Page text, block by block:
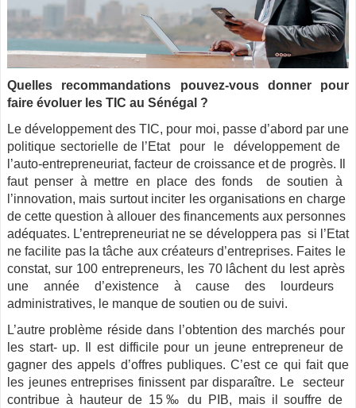
Quelles recommandations pouvez-vous donner pour
faire évoluer les TIC au Sénégal ?
Le​ ​développement​ ​des​ ​TIC,​ ​pour​ ​moi,​ ​​passe​ ​d’abord​ ​par​ ​une​
​politique​ ​sectorielle de​ ​l’Etat​ ​​ ​pour​ ​​ ​le​ ​​ ​développement​ ​de​ ​​ ​​​
l’auto​-​entrepreneuriat,​ ​​facteur​ ​de croissance​ ​et​ ​de​ ​progrès​. Il​ ​
faut​ ​penser​ ​à​ ​mettre​ ​en​ ​place​ ​des​ ​fonds​ ​​ ​de​ ​soutien​ ​à​ ​
l’innovation,​ ​mais surtout​ ​inciter​ ​les​ ​organisations​ ​en​ ​charge​ ​
de​ ​cette​ ​question​ à​ ​allouer​ ​des financements​ ​aux​ ​personnes​ ​
adéquates​.​ ​L’entrepreneuriat​ ​ne​ ​se​ ​développera pas​ ​​ ​si​ ​l’Etat​
​ne​ ​facilite​ ​pas​ ​la​ ​tâche​ ​aux​ ​créateurs​ ​d’entreprises. Faites​ ​le​ ​
constat,​ ​sur​ ​100​ ​entrepreneurs,​ ​les​ ​70​ ​lâchent​ ​du​ ​lest​ ​après​ ​
une​ ​année d’existence​ ​à​ ​cause​ ​des​ ​lourdeurs​ ​
administratives,​ ​le​ ​manque​ ​de​ ​soutien​ ​ou​ ​de suivi.
L’autre​ ​problème​ ​réside​ dans l’obtention des marchés ​pour​ ​
les​ ​start- up.​ ​Il​ ​est difficile​ ​pour​ ​un​ ​jeune entrepreneur de​ ​
gagner​ ​des​ ​appels​ ​d’offres​ ​publiques.​ ​C’est​ ​ce​ ​qui fait​ ​que
les jeunes entreprises finissent par disparaître. Le​ ​​ ​secteur​ ​
contribue​ ​à​ ​hauteur​ ​de​ ​15‰​ ​du​ ​PIB,​ ​mais​ ​il​ ​souffre​ ​de​ ​